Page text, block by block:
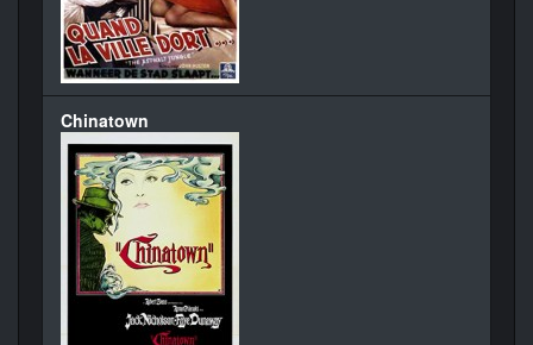
Chinatown